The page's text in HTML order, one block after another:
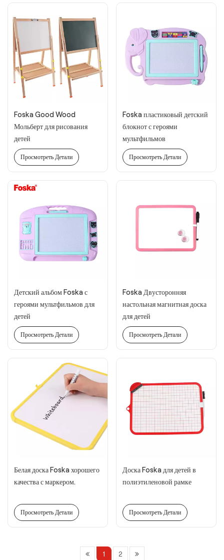
Foska Good Wood
Мольберт для рисования
детей
Просмотреть Детали
Foska пластиковый детский
блокнот с героями
мультфильмов
Просмотреть Детали
Детский альбом Foska с
героями мультфильмов для
детей
Просмотреть Детали
Foska Двусторонняя
настольная магнитная доска
для детей
Просмотреть Детали
Белая доска Foska хорошего
качества с маркером.
Просмотреть Детали
Доска Foska для детей в
полиэтиленовой рамке
Просмотреть Детали
1
2